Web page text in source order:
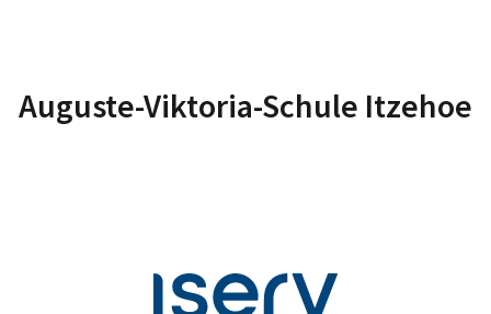
Auguste-Viktoria-Schule Itzehoe